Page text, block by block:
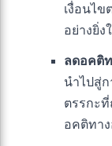
เงื่อนไ
อย่างยิ่ง
ลดอคติ
นำไปสู่
ตรรกะที่
อคติทา